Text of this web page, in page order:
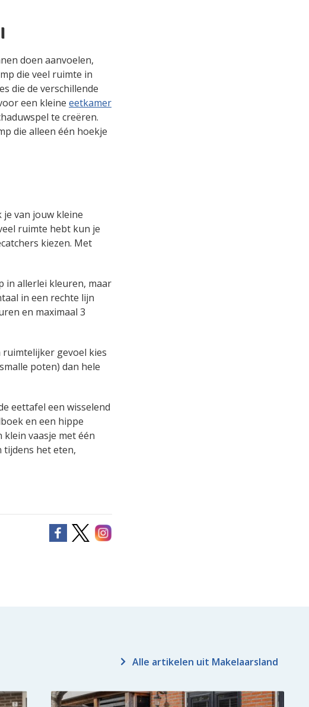
doen aanvoelen,
die veel ruimte in
die de verschillende
een kleine eetkamer
te creëren.
die alleen één hoekje
van jouw kleine
ruimte hebt kun je
kiezen. Met
in allerlei kleuren, maar
in een rechte lijn
en maximaal 3
gevoel kies
poten) dan hele
eettafel een wisselend
en een hippe
vaasje met één
tijdens het eten,
Alle artikelen uit Makelaarsland